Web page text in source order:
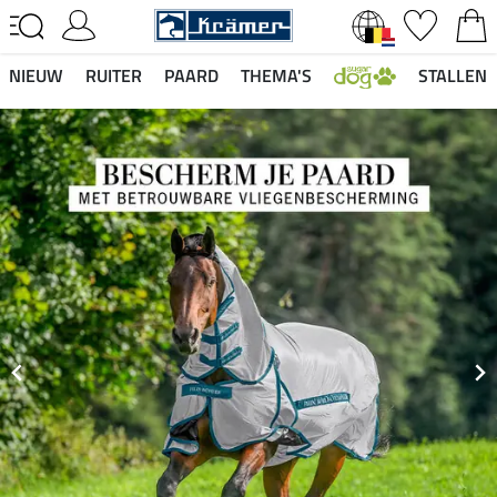
NIEUW RUITER PAARD THEMA'S STALLEN